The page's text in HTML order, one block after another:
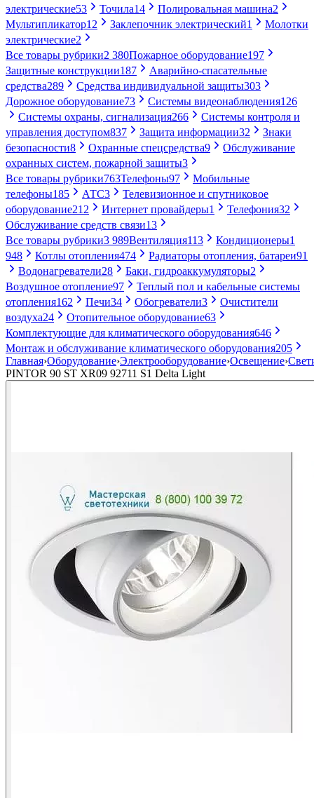
электрические53 Точила14 Полировальная машина2
Мультипликатор12 Заклепочник электрический1
Молотки
электрические2
Все товары рубрики2 380Пожарное оборудование197
Защитные конструкции187
Аварийно-спасательные
средства289 Средства индивидуальной защиты303
Дорожное оборудование73 Системы видеонаблюдения126
Системы охраны, сигнализация266
Системы контроля и
управления доступом837 Защита информации32
Знаки
безопасности8 Охранные спецсредства9
Обслуживание
охранных систем, пожарной защиты3
Все товары рубрики763Телефоны97
Мобильные
телефоны185 АТС3
Телевизионное и спутниковое
оборудование212 Интернет провайдеры1 Телефония32
Обслуживание средств связи13
Все товары рубрики3 989Вентиляция113 Кондиционеры1
948
Котлы отопления474 Радиаторы отопления, батареи91
Водонагреватели28 Баки, гидроаккумуляторы2
Воздушное отопление97
Теплый пол и кабельные системы
отопления162 Печи34 Обогреватели3
Очистители
воздуха24 Отопительное оборудование63
Комплектующие для климатического оборудования646
Монтаж и обслуживание климатического оборудования205
Главная›Оборудование›Электрооборудование›Освещение›
PINTOR 90 ST XR09 92711 S1 Delta Light